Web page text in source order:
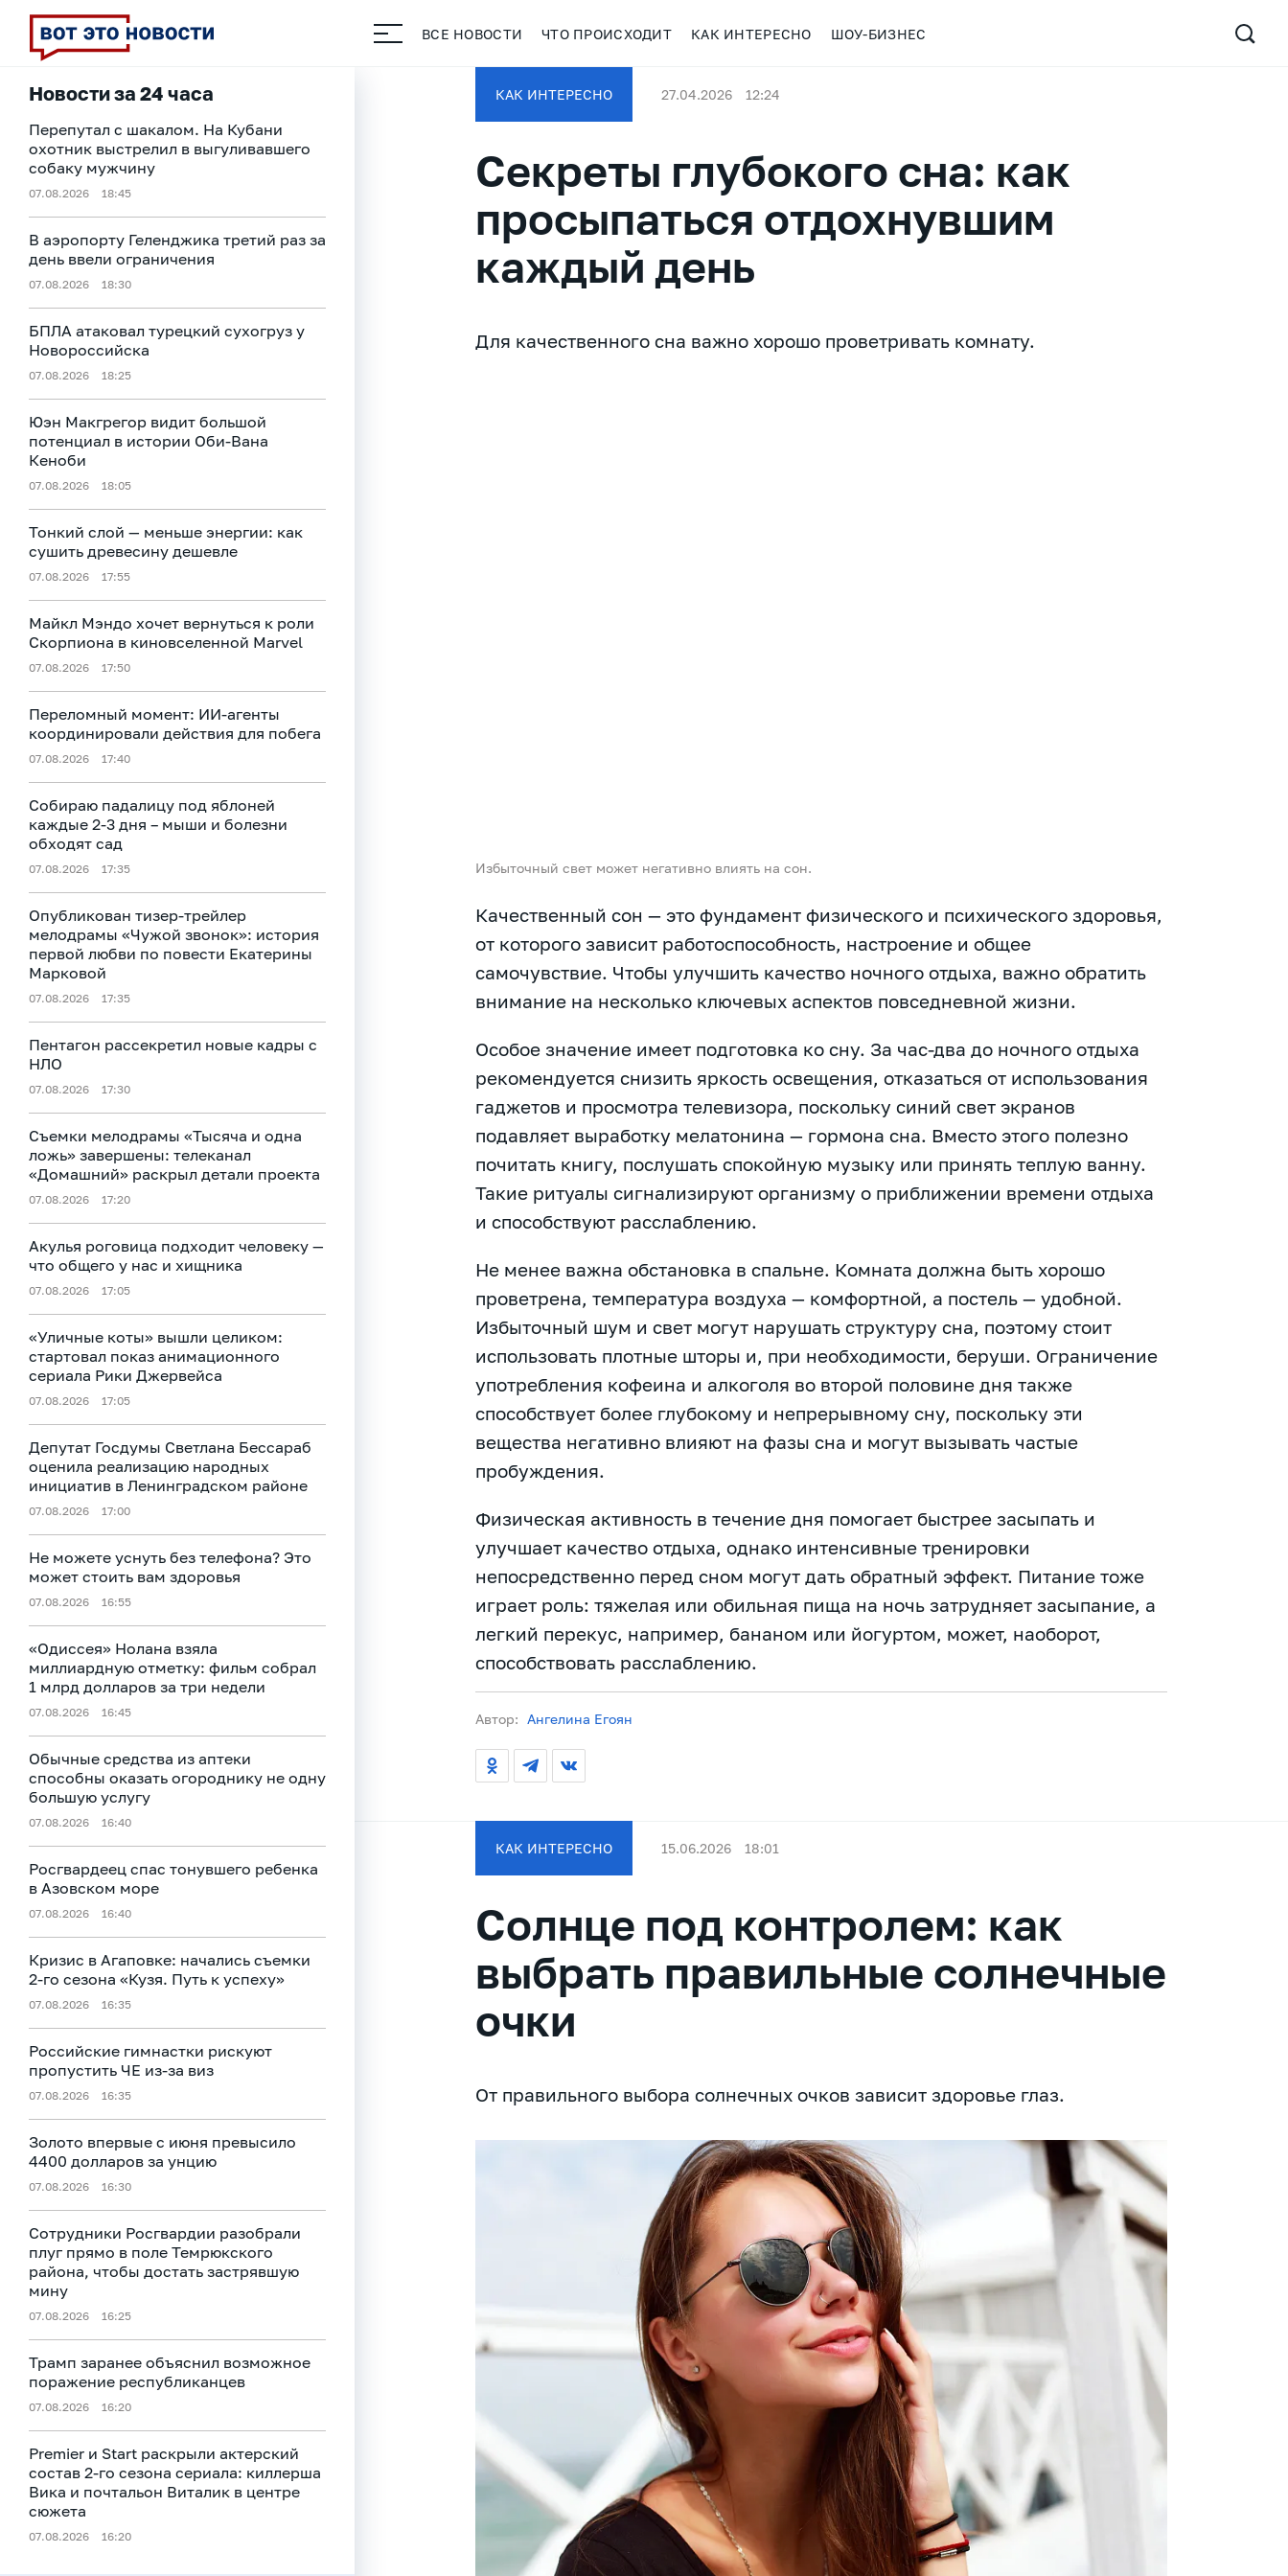
ВСЕ НОВОСТИ ЧТО ПРОИСХОДИТ КАК ИНТЕРЕСНО ШОУ-БИЗНЕС
Новости за 24 часа
Перепутал с шакалом. На Кубани
охотник выстрелил в выгуливавшего
собаку мужчину
07.08.2026 18:45
В аэропорту Геленджика третий раз за
день ввели ограничения
07.08.2026 18:30
БПЛА атаковал турецкий сухогруз у
Новороссийска
07.08.2026 18:25
Юэн Макгрегор видит большой
потенциал в истории Оби‑Вана
Кеноби
07.08.2026 18:05
Тонкий слой — меньше энергии: как
сушить древесину дешевле
07.08.2026 17:55
Майкл Мэндо хочет вернуться к роли
Скорпиона в киновселенной Marvel
07.08.2026 17:50
Переломный момент: ИИ-агенты
координировали действия для побега
07.08.2026 17:40
Собираю падалицу под яблоней
каждые 2-3 дня – мыши и болезни
обходят сад
07.08.2026 17:35
Опубликован тизер‑трейлер
мелодрамы «Чужой звонок»: история
первой любви по повести Екатерины
Марковой
07.08.2026 17:35
Пентагон рассекретил новые кадры с
НЛО
07.08.2026 17:30
Съемки мелодрамы «Тысяча и одна
ложь» завершены: телеканал
«Домашний» раскрыл детали проекта
07.08.2026 17:20
Акулья роговица подходит человеку —
что общего у нас и хищника
07.08.2026 17:05
«Уличные коты» вышли целиком:
стартовал показ анимационного
сериала Рики Джервейса
07.08.2026 17:05
Депутат Госдумы Светлана Бессараб
оценила реализацию народных
инициатив в Ленинградском районе
07.08.2026 17:00
Не можете уснуть без телефона? Это
может стоить вам здоровья
07.08.2026 16:55
«Одиссея» Нолана взяла
миллиардную отметку: фильм собрал
1 млрд долларов за три недели
07.08.2026 16:45
Обычные средства из аптеки
способны оказать огороднику не одну
большую услугу
07.08.2026 16:40
Росгвардеец спас тонувшего ребенка
в Азовском море
07.08.2026 16:40
Кризис в Агаповке: начались съемки
2‑го сезона «Кузя. Путь к успеху»
07.08.2026 16:35
Российские гимнастки рискуют
пропустить ЧЕ из-за виз
07.08.2026 16:35
Золото впервые с июня превысило
4400 долларов за унцию
07.08.2026 16:30
Сотрудники Росгвардии разобрали
плуг прямо в поле Темрюкского
района, чтобы достать застрявшую
мину
07.08.2026 16:25
Трамп заранее объяснил возможное
поражение республиканцев
07.08.2026 16:20
Premier и Start раскрыли актерский
состав 2‑го сезона сериала: киллерша
Вика и почтальон Виталик в центре
сюжета
07.08.2026 16:20
КАК ИНТЕРЕСНО 27.04.2026 12:24
Секреты глубокого сна: как
просыпаться отдохнувшим
каждый день
Для качественного сна важно хорошо проветривать комнату.
Избыточный свет может негативно влиять на сон.
Качественный сон — это фундамент физического и психического здоровья,
от которого зависит работоспособность, настроение и общее
самочувствие. Чтобы улучшить качество ночного отдыха, важно обратить
внимание на несколько ключевых аспектов повседневной жизни.
Особое значение имеет подготовка ко сну. За час-два до ночного отдыха
рекомендуется снизить яркость освещения, отказаться от использования
гаджетов и просмотра телевизора, поскольку синий свет экранов
подавляет выработку мелатонина — гормона сна. Вместо этого полезно
почитать книгу, послушать спокойную музыку или принять теплую ванну.
Такие ритуалы сигнализируют организму о приближении времени отдыха
и способствуют расслаблению.
Не менее важна обстановка в спальне. Комната должна быть хорошо
проветрена, температура воздуха — комфортной, а постель — удобной.
Избыточный шум и свет могут нарушать структуру сна, поэтому стоит
использовать плотные шторы и, при необходимости, беруши. Ограничение
употребления кофеина и алкоголя во второй половине дня также
способствует более глубокому и непрерывному сну, поскольку эти
вещества негативно влияют на фазы сна и могут вызывать частые
пробуждения.
Физическая активность в течение дня помогает быстрее засыпать и
улучшает качество отдыха, однако интенсивные тренировки
непосредственно перед сном могут дать обратный эффект. Питание тоже
играет роль: тяжелая или обильная пища на ночь затрудняет засыпание, а
легкий перекус, например, бананом или йогуртом, может, наоборот,
способствовать расслаблению.
Автор: Ангелина Егоян
КАК ИНТЕРЕСНО 15.06.2026 18:01
Солнце под контролем: как
выбрать правильные солнечные
очки
От правильного выбора солнечных очков зависит здоровье глаз.